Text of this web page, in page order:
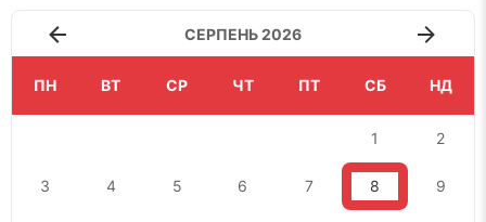
СЕРПЕНЬ 2026
ПН ВТ СР ЧТ ПТ СБ НД
1 2
3 4 5 6 7 8 9